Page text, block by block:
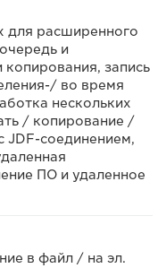
для расширенного
и
запись
во время
нескольких
/ копирование /
JDF-соединением,
ПО и удаленное
в файл / на эл.